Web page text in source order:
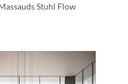
Stuhl Flow